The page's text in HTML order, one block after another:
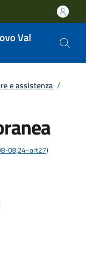
Val
e assistenza /
08;24~art27)